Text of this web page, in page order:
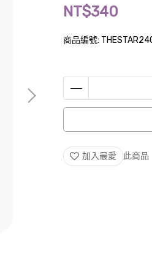
NT$340
商品編號:
加入最愛 此商品